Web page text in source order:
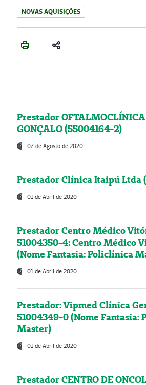
NOVAS AQUISIÇÕES
Prestador
GONÇALO (55004164-2)
07 de Agosto de 2020
Prestador Clínica Itaipú Ltda
01 de Abril de 2020
Prestador Centro Médico
51004350-4: Centro Médico
(Nome Fantasia: Policlínica
01 de Abril de 2020
Prestador: Vipmed Clínica
51004349-0 (Nome Fantasia:
Master)
01 de Abril de 2020
Prestador CENTRO DE